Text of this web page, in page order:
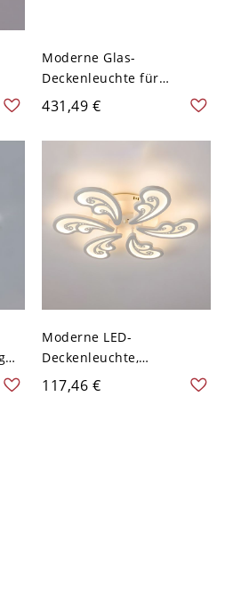
Moderne Glas-
Deckenleuchte für
Wohnzimmer - 110V-120V
50,8 cm Schichtung
431,49 €
Moderne LED-
Deckenleuchte,
Innenraum-Montage in
Weiß - 110V-120V 6
117,46 €